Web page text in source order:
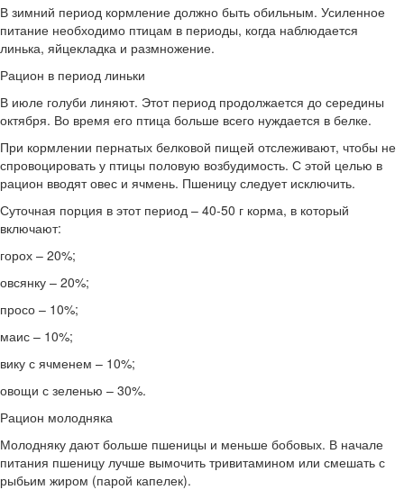
В зимний период кормление должно быть обильным. Усиленное
питание необходимо птицам в периоды, когда наблюдается
линька, яйцекладка и размножение.
Рацион в период линьки
В июле голуби линяют. Этот период продолжается до середины
октября. Во время его птица больше всего нуждается в белке.
При кормлении пернатых белковой пищей отслеживают, чтобы не
спровоцировать у птицы половую возбудимость. С этой целью в
рацион вводят овес и ячмень. Пшеницу следует исключить.
Суточная порция в этот период – 40-50 г корма, в который
включают:
горох – 20%;
овсянку – 20%;
просо – 10%;
маис – 10%;
вику с ячменем – 10%;
овощи с зеленью – 30%.
Рацион молодняка
Молодняку дают больше пшеницы и меньше бобовых. В начале
питания пшеницу лучше вымочить тривитамином или смешать с
рыбьим жиром (парой капелек).